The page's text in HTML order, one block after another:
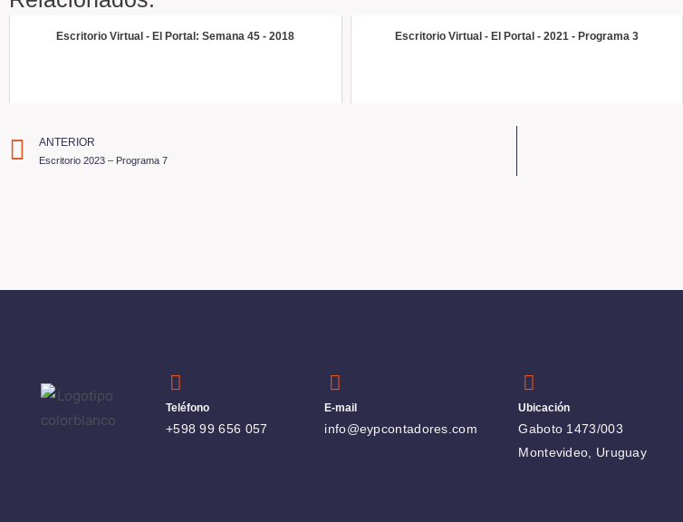
Escritorio Virtual - El Portal: Semana 45 - 2018 Escritorio Virtual - El Portal - 2021 - Programa 3
ANTERIOR
Escritorio 2023 – Programa 7
Teléfono
+598 99 656 057
E-mail
info@eypcontadores.com
Ubicación
Gaboto 1473/003
Montevideo, Uruguay